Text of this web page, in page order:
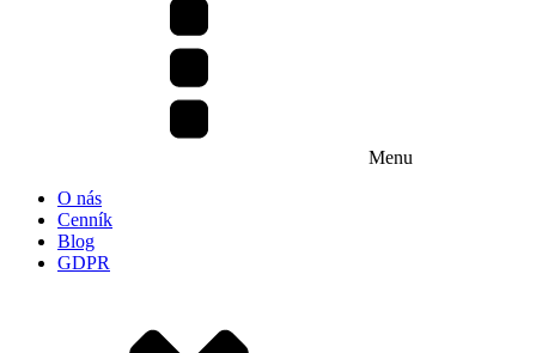
Menu
O nás
Cenník
Blog
GDPR